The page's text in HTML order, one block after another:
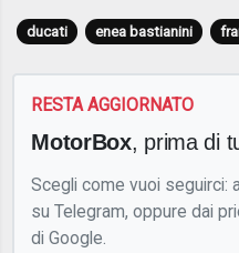
ducati enea bastianini
RESTA AGGIORNATO
MotorBox, prima di
Scegli come vuoi seguirci:
su Telegram, oppure dai
di Google.